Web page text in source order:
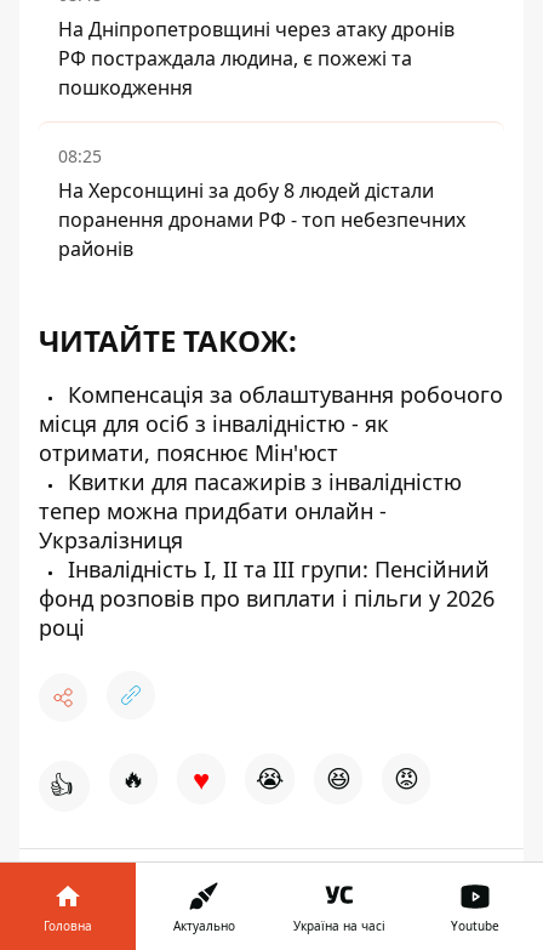
На Дніпропетровщині через атаку дронів
РФ постраждала людина, є пожежі та
пошкодження
08:25
На Херсонщині за добу 8 людей дістали
поранення дронами РФ - топ небезпечних
районів
ЧИТАЙТЕ ТАКОЖ:
Компенсація за облаштування робочого
місця для осіб з інвалідністю - як
отримати, пояснює Мін'юст
Квитки для пасажирів з інвалідністю
тепер можна придбати онлайн -
Укрзалізниця
Інвалідність I, II та III групи: Пенсійний
фонд розповів про виплати і пільги у 2026
році
👍 🔥 ♥ 😭 😆 😡
БІЗНЕС ЛЮДИ З ІНВАЛІДНІСТЮ РОБОТА
Головна Актуально Україна на часі Youtube